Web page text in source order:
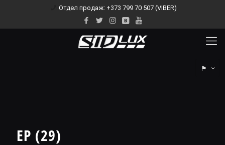
Отдел продаж: +373 799 70 507 (VIBER)
⚑
EP (29)